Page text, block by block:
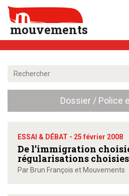
mouvements
LES NUMÉROS
ACHAT/ABONNEMENT
CONTACT
Dossier / Police
ESSAI & DÉBAT - 25 février 2008
De l’immigration
régularisations choisies
Par Brun François et Mouvements